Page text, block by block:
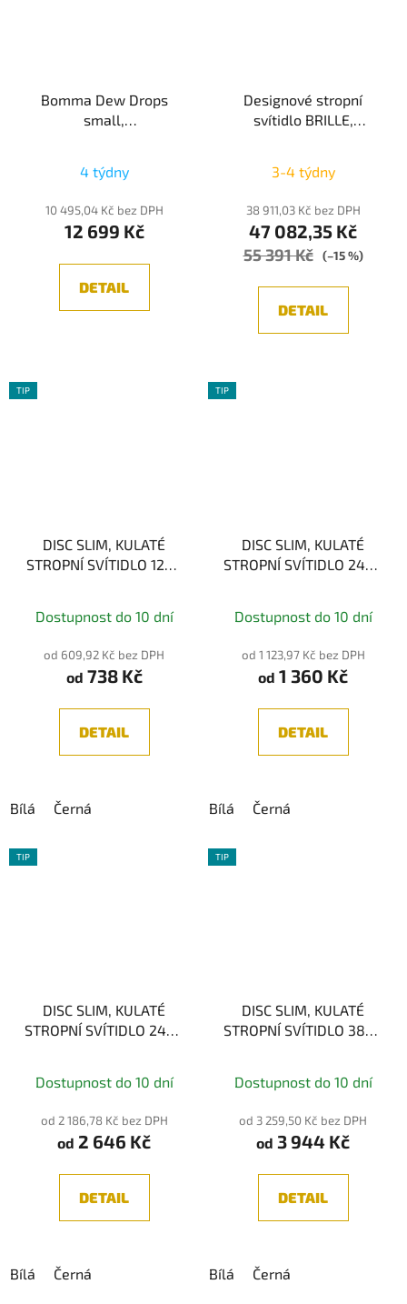
Bomma Dew Drops
small,
křišťálu, 6W 2700K
4 týdny
10 495,04 Kč bez DPH
12 699 Kč
DETAIL
Designové stropní
svítidlo BRILLE,
3-4 týdny
38 911,03 Kč bez DPH
47 082,35 Kč
55 391 Kč (–15 %)
DETAIL
TIP
DISC SLIM, KULATÉ
STROPNÍ SVÍTIDLO 12W,
hodnocení
produktu
je
Dostupnost do 10 dní
od 609,92 Kč bez DPH
od 738 Kč
DETAIL
Bílá Černá
TIP
DISC SLIM, KULATÉ
STROPNÍ SVÍTIDLO 24W,
hodnocení
produktu
je
Dostupnost do 10 dní
od 1 123,97 Kč bez DPH
od 1 360 Kč
DETAIL
Bílá Černá
TIP
DISC SLIM, KULATÉ
STROPNÍ SVÍTIDLO 24W,
hodnocení
produktu
je
z
Dostupnost do 10 dní
od 2 186,78 Kč bez DPH
od 2 646 Kč
DETAIL
Bílá Černá
TIP
DISC SLIM, KULATÉ
STROPNÍ SVÍTIDLO 38W,
hodnocení
produktu
je
z
Dostupnost do 10 dní
od 3 259,50 Kč bez DPH
od 3 944 Kč
DETAIL
Bílá Černá